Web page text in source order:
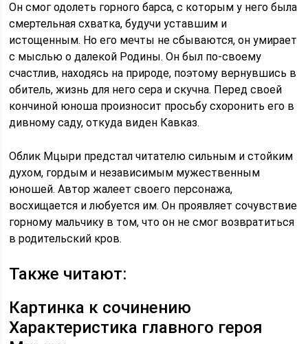
Он смог одолеть горного барса, с которым у него была
смертельная схватка, будучи уставшим и
истощенным. Но его мечты не сбываются, он умирает
с мыслью о далекой Родины. Он был по-своему
счастлив, находясь на природе, поэтому вернувшись в
обитель, жизнь для него сера и скучна. Перед своей
кончиной юноша произносит просьбу схоронить его в
дивному саду, откуда виден Кавказ.
Облик Мцыри предстал читателю сильным и стойким
духом, гордым и независимым мужественным
юношей. Автор жалеет своего персонажа,
восхищается и любуется им. Он проявляет сочувствие
горному мальчику в том, что он не смог возвратиться
в родительский кров.
Также читают:
Картинка к сочинению
Характеристика главного героя